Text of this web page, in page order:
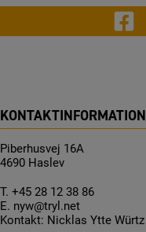
KONTAKTINFORMATION
Piberhusvej 16A
4690 Haslev
T. +45 28 12 38 86
E. nyw@tryl.net
Kontakt: Nicklas Ytte Würtz